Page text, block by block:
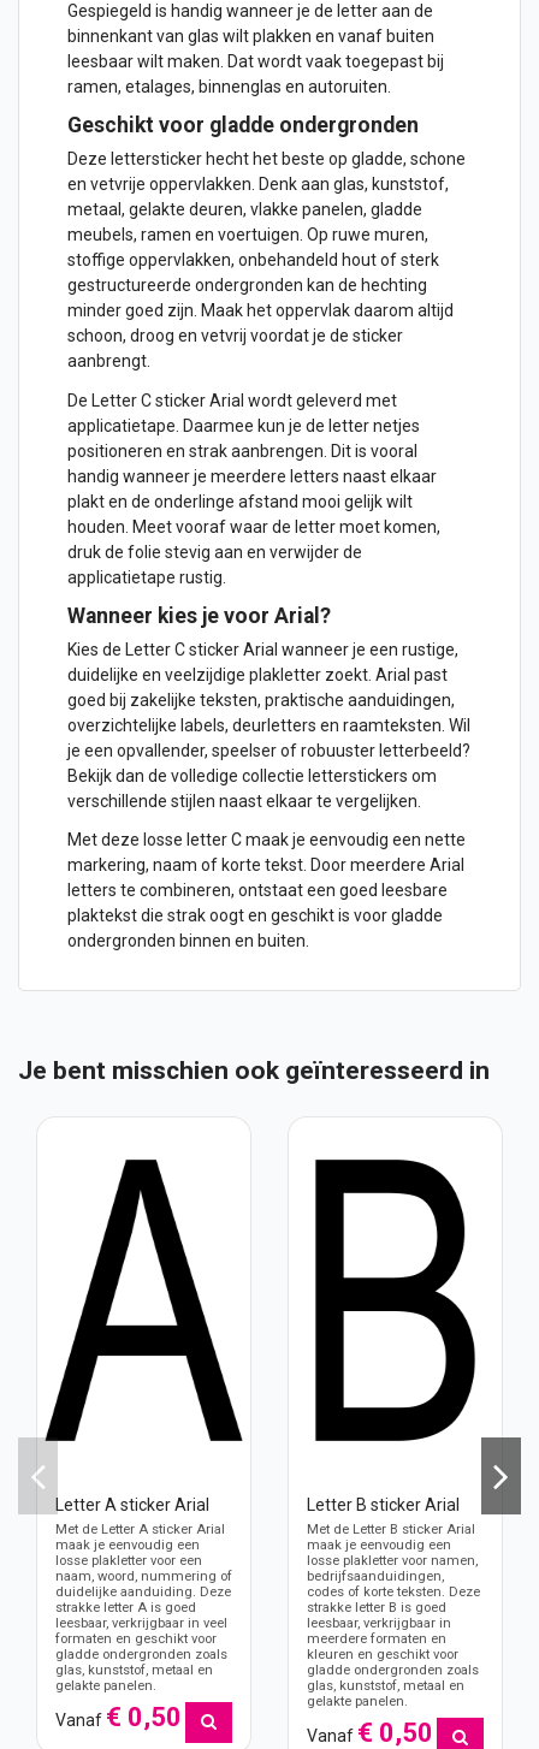
Gespiegeld is handig wanneer je de letter aan de
binnenkant van glas wilt plakken en vanaf buiten
leesbaar wilt maken. Dat wordt vaak toegepast bij
ramen, etalages, binnenglas en autoruiten.
Geschikt voor gladde ondergronden
Deze lettersticker hecht het beste op gladde, schone
en vetvrije oppervlakken. Denk aan glas, kunststof,
metaal, gelakte deuren, vlakke panelen, gladde
meubels, ramen en voertuigen. Op ruwe muren,
stoffige oppervlakken, onbehandeld hout of sterk
gestructureerde ondergronden kan de hechting
minder goed zijn. Maak het oppervlak daarom altijd
schoon, droog en vetvrij voordat je de sticker
aanbrengt.
De Letter C sticker Arial wordt geleverd met
applicatietape. Daarmee kun je de letter netjes
positioneren en strak aanbrengen. Dit is vooral
handig wanneer je meerdere letters naast elkaar
plakt en de onderlinge afstand mooi gelijk wilt
houden. Meet vooraf waar de letter moet komen,
druk de folie stevig aan en verwijder de
applicatietape rustig.
Wanneer kies je voor Arial?
Kies de Letter C sticker Arial wanneer je een rustige,
duidelijke en veelzijdige plakletter zoekt. Arial past
goed bij zakelijke teksten, praktische aanduidingen,
overzichtelijke labels, deurletters en raamteksten. Wil
je een opvallender, speelser of robuuster letterbeeld?
Bekijk dan de volledige collectie letterstickers om
verschillende stijlen naast elkaar te vergelijken.
Met deze losse letter C maak je eenvoudig een nette
markering, naam of korte tekst. Door meerdere Arial
letters te combineren, ontstaat een goed leesbare
plaktekst die strak oogt en geschikt is voor gladde
ondergronden binnen en buiten.
Je bent misschien ook geïnteresseerd in
Letter A sticker Arial
Met de Letter A sticker Arial
maak je eenvoudig een
losse plakletter voor een
naam, woord, nummering of
duidelijke aanduiding. Deze
strakke letter A is goed
leesbaar, verkrijgbaar in veel
formaten en geschikt voor
gladde ondergronden zoals
glas, kunststof, metaal en
gelakte panelen.
Vanaf € 0,50
Letter B sticker Arial
Met de Letter B sticker Arial
maak je eenvoudig een
losse plakletter voor namen,
bedrijfsaanduidingen,
codes of korte teksten. Deze
strakke letter B is goed
leesbaar, verkrijgbaar in
meerdere formaten en
kleuren en geschikt voor
gladde ondergronden zoals
glas, kunststof, metaal en
gelakte panelen.
Vanaf € 0,50